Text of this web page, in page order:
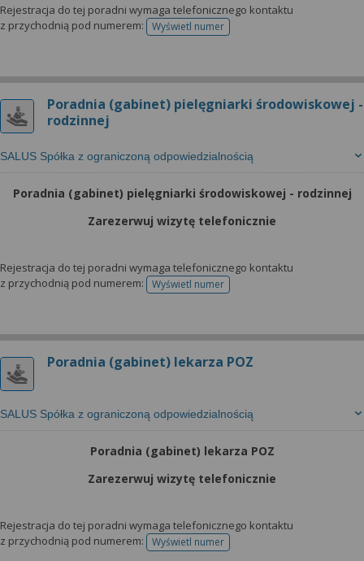
Rejestracja do tej poradni wymaga telefonicznego kontaktu
z przychodnią pod numerem:
Wyświetl numertelefonu do rejestracji
Poradnia (gabinet) pielęgniarki środowiskowej -
rodzinnej
SALUS Spółka z ograniczoną odpowiedzialnością
Poradnia (gabinet) pielęgniarki środowiskowej - rodzinnej
Zarezerwuj wizytę telefonicznie
Rejestracja do tej poradni wymaga telefonicznego kontaktu
z przychodnią pod numerem:
Wyświetl numertelefonu do rejestracji
Poradnia (gabinet) lekarza POZ
SALUS Spółka z ograniczoną odpowiedzialnością
Poradnia (gabinet) lekarza POZ
Zarezerwuj wizytę telefonicznie
Rejestracja do tej poradni wymaga telefonicznego kontaktu
z przychodnią pod numerem:
Wyświetl numertelefonu do rejestracji